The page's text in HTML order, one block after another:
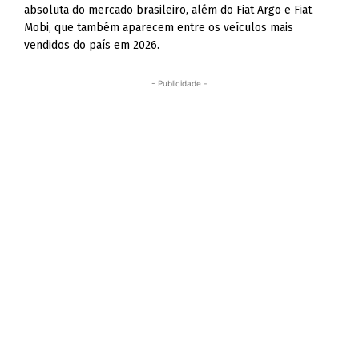
absoluta do mercado brasileiro, além do Fiat Argo e Fiat
Mobi, que também aparecem entre os veículos mais
vendidos do país em 2026.
- Publicidade -